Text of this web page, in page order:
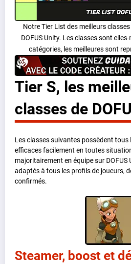
Notre Tier List des meilleurs
DOFUS Unity. Les classes sont
catégories, les meilleures sont
Tier S, les
classes de
Les classes suivantes possèdent
efficaces facilement en toutes
majoritairement en équipe sur DOFUS
adaptés à tous les profils de joueurs,
confirmés.
Steamer, boost et